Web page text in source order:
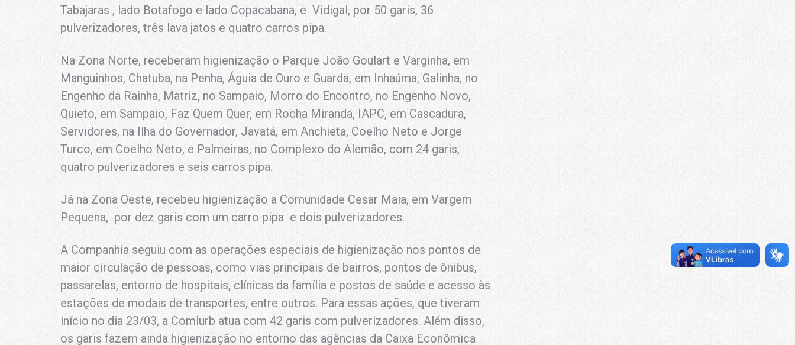
Tabajaras , lado Botafogo e lado Copacabana, e Vidigal, por 50 garis, 36
pulverizadores, três lava jatos e quatro carros pipa.
Na Zona Norte, receberam higienização o Parque João Goulart e Varginha, em
Manguinhos, Chatuba, na Penha, Águia de Ouro e Guarda, em Inhaúma, Galinha, no
Engenho da Rainha, Matriz, no Sampaio, Morro do Encontro, no Engenho Novo,
Quieto, em Sampaio, Faz Quem Quer, em Rocha Miranda, IAPC, em Cascadura,
Servidores, na Ilha do Governador, Javatá, em Anchieta, Coelho Neto e Jorge
Turco, em Coelho Neto, e Palmeiras, no Complexo do Alemão, com 24 garis,
quatro pulverizadores e seis carros pipa.
Já na Zona Oeste, recebeu higienização a Comunidade Cesar Maia, em Vargem
Pequena, por dez garis com um carro pipa e dois pulverizadores.
A Companhia seguiu com as operações especiais de higienização nos pontos de
maior circulação de pessoas, como vias principais de bairros, pontos de ônibus,
passarelas, entorno de hospitais, clínicas da família e postos de saúde e acesso às
estações de modais de transportes, entre outros. Para essas ações, que tiveram
início no dia 23/03, a Comlurb atua com 42 garis com pulverizadores. Além disso,
os garis fazem ainda higienização no entorno das agências da Caixa Econômica